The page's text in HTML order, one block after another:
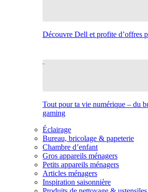
Découvre Dell et profite d’offres
Tout pour ta vie numérique – du
gaming
Éclairage
Bureau, bricolage & papeterie
Chambre d’enfant
Gros appareils ménagers
Petits appareils ménagers
Articles ménagers
Inspiration saisonnière